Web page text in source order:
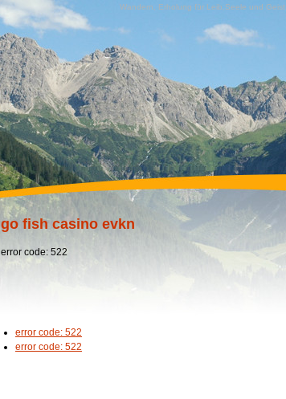
Wandern, Erholung für Leib,Seele und Geist,
go fish casino evkn
error code: 522
error code: 522
error code: 522